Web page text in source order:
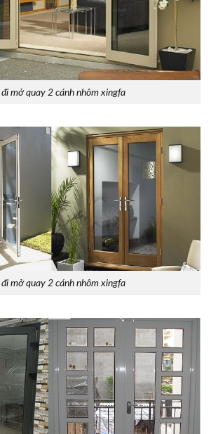
mở quay 2 cánh nhôm xingfa
mở quay 2 cánh nhôm xingfa